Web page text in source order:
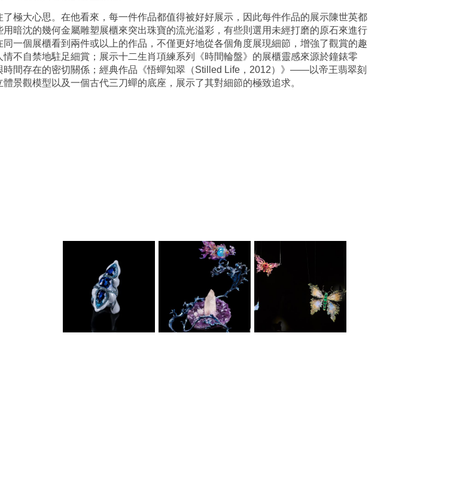
極大心思。在他看來，每一件作品都值得被好好展示，因此每件作品的展示陳世英都
暗沈的幾何金屬雕塑展櫃來突出珠寶的流光溢彩，有些則選用未經打磨的原石來進行
一個展櫃看到兩件或以上的作品，不僅更好地從各個角度展現細節，增強了觀賞的趣
不自禁地駐足細賞；展示十二生肖項練系列《時間輪盤》的展櫃靈感來源於鐘錶零
間存在的密切關係；經典作品《悟蟬知翠（Stilled Life，2012）》——以帝王翡翠刻
景觀模型以及一個古代三刀蟬的底座，展示了其對細節的極致追求。